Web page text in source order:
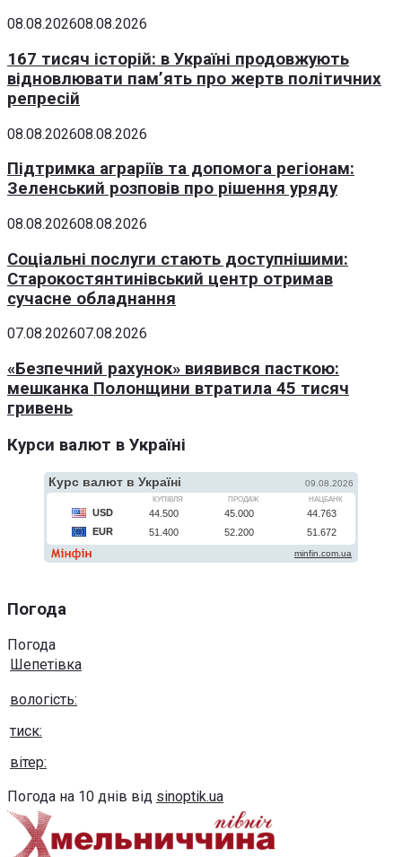
08.08.202608.08.2026
167 тисяч історій: в Україні продовжують
відновлювати пам’ять про жертв політичних
репресій
08.08.202608.08.2026
Підтримка аграріїв та допомога регіонам:
Зеленський розповів про рішення уряду
08.08.202608.08.2026
Соціальні послуги стають доступнішими:
Старокостянтинівський центр отримав
сучасне обладнання
07.08.202607.08.2026
«Безпечний рахунок» виявився пасткою:
мешканка Полонщини втратила 45 тисяч
гривень
Курси валют в Україні
Погода
Погода
Шепетівка
вологість:
тиск:
вітер:
Погода на 10 днів від sinoptik.ua